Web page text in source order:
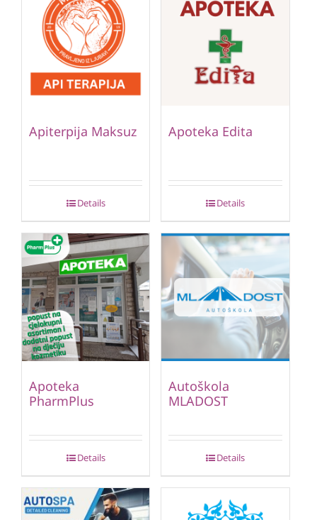
Apiterpija Maksuz
Details
Apoteka Edita
Details
Apoteka
PharmPlus
Details
Autoškola
MLADOST
Details